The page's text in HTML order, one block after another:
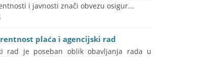
i javnosti znači obvezu osigur...
plaća i agencijski rad
rad je poseban oblik obavljanja rada u